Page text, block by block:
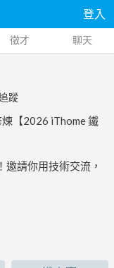
登入
徵才 聊天
蹤
【2026 iThome 鐵
請你用技術交流，